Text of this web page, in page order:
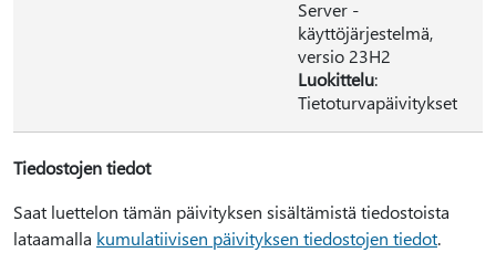
Server -
käyttöjärjestelmä,
versio 23H2
Luokittelu:
Tietoturvapäivitykset
Tiedostojen tiedot
Saat luettelon tämän päivityksen sisältämistä tiedostoista
lataamalla kumulatiivisen päivityksen tiedostojen tiedot.